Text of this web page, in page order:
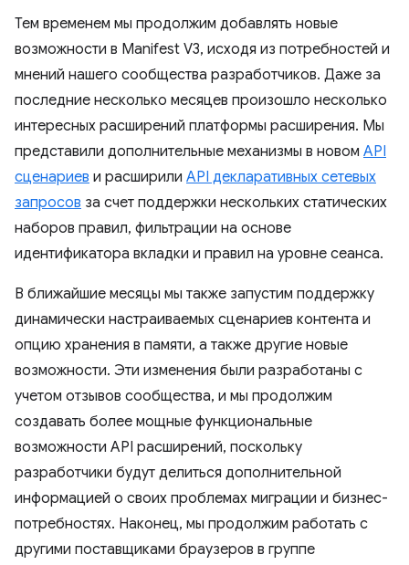
Тем временем мы продолжим добавлять новые
возможности в Manifest V3, исходя из потребностей и
мнений нашего сообщества разработчиков. Даже за
последние несколько месяцев произошло несколько
интересных расширений платформы расширения. Мы
представили дополнительные механизмы в новом API
сценариев и расширили API декларативных сетевых
запросов за счет поддержки нескольких статических
наборов правил, фильтрации на основе
идентификатора вкладки и правил на уровне сеанса.
В ближайшие месяцы мы также запустим поддержку
динамически настраиваемых сценариев контента и
опцию хранения в памяти, а также другие новые
возможности. Эти изменения были разработаны с
учетом отзывов сообщества, и мы продолжим
создавать более мощные функциональные
возможности API расширений, поскольку
разработчики будут делиться дополнительной
информацией о своих проблемах миграции и бизнес-
потребностях. Наконец, мы продолжим работать с
другими поставщиками браузеров в группе